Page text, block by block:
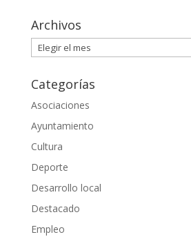
Archivos
Archivos
Categorías
Asociaciones
Ayuntamiento
Cultura
Deporte
Desarrollo local
Destacado
Empleo